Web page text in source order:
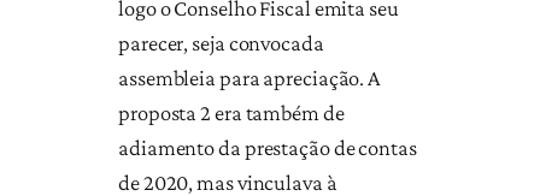
logo o Conselho Fiscal emita seu
parecer, seja convocada
assembleia para apreciação. A
proposta 2 era também de
adiamento da prestação de contas
de 2020, mas vinculava à